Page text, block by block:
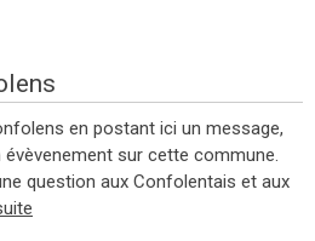
en postant ici un message,
sur cette commune.
question aux Confolentais et aux